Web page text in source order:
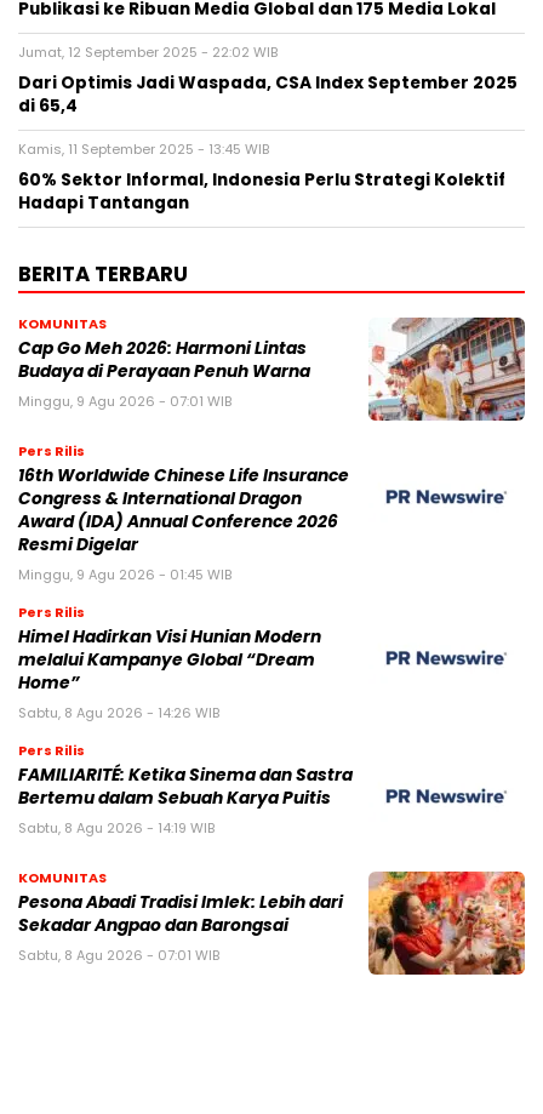
Publikasi ke Ribuan Media Global dan 175 Media Lokal
Jumat, 12 September 2025 - 22:02 WIB
Dari Optimis Jadi Waspada, CSA Index September 2025
di 65,4
Kamis, 11 September 2025 - 13:45 WIB
60% Sektor Informal, Indonesia Perlu Strategi Kolektif
Hadapi Tantangan
BERITA TERBARU
KOMUNITAS
Cap Go Meh 2026: Harmoni Lintas
Budaya di Perayaan Penuh Warna
Minggu, 9 Agu 2026 - 07:01 WIB
Pers Rilis
16th Worldwide Chinese Life Insurance
Congress & International Dragon
Award (IDA) Annual Conference 2026
Resmi Digelar
Minggu, 9 Agu 2026 - 01:45 WIB
Pers Rilis
Himel Hadirkan Visi Hunian Modern
melalui Kampanye Global “Dream
Home”
Sabtu, 8 Agu 2026 - 14:26 WIB
Pers Rilis
FAMILIARITÉ: Ketika Sinema dan Sastra
Bertemu dalam Sebuah Karya Puitis
Sabtu, 8 Agu 2026 - 14:19 WIB
KOMUNITAS
Pesona Abadi Tradisi Imlek: Lebih dari
Sekadar Angpao dan Barongsai
Sabtu, 8 Agu 2026 - 07:01 WIB